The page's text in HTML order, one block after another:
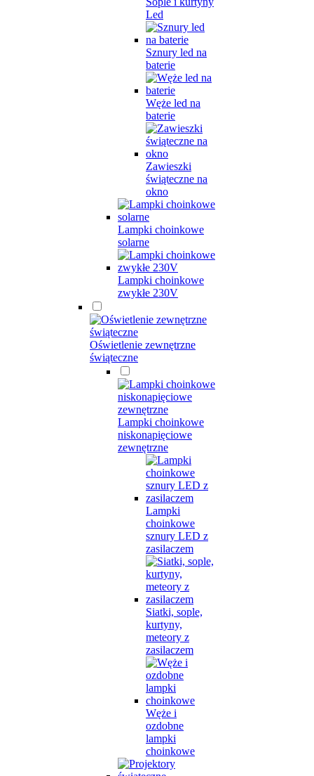
Led
Sznury led na
baterie
Węże led na
baterie
Zawieszki
świąteczne na
okno
Lampki choinkowe
solarne
Lampki choinkowe
zwykłe 230V
Oświetlenie zewnętrzne
świąteczne
Lampki choinkowe
niskonapięciowe
zewnętrzne
Lampki
choinkowe
sznury LED z
zasilaczem
Siatki, sople,
kurtyny,
meteory z
zasilaczem
Węże i
ozdobne
lampki
choinkowe